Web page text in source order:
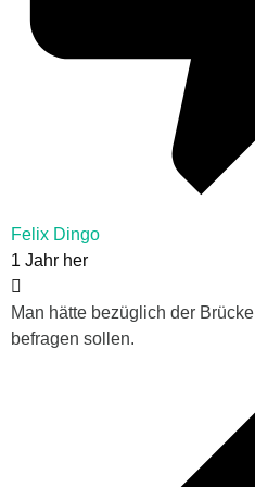
Felix Dingo
1 Jahr her
Man hätte bezüglich der
befragen sollen.